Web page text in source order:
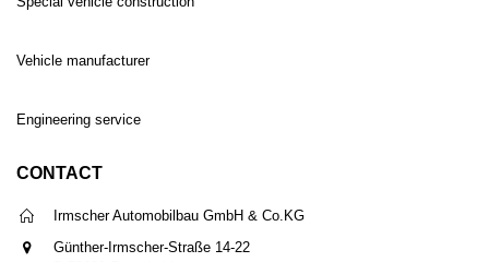
Vehicle manufacturer
Engineering service
CONTACT
Irmscher Automobilbau GmbH & Co.KG
Günther-Irmscher-Straße 14-22